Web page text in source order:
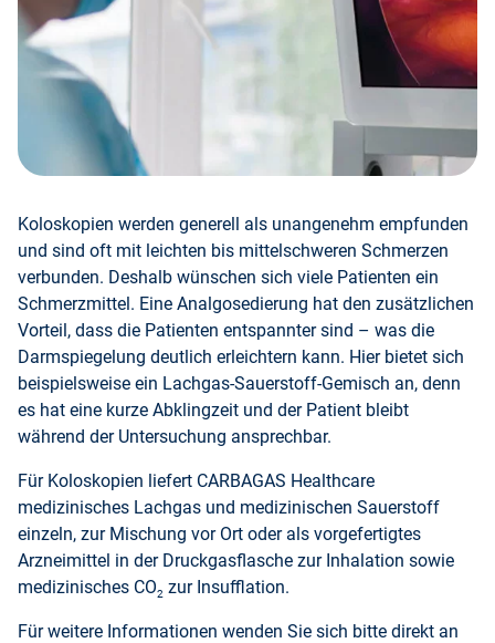
Koloskopien werden generell als unangenehm empfunden
und sind oft mit leichten bis mittelschweren Schmerzen
verbunden. Deshalb wünschen sich viele Patienten ein
Schmerzmittel. Eine Analgosedierung hat den zusätzlichen
Vorteil, dass die Patienten entspannter sind – was die
Darmspiegelung deutlich erleichtern kann. Hier bietet sich
beispielsweise ein Lachgas-Sauerstoff-Gemisch an, denn
es hat eine kurze Abklingzeit und der Patient bleibt
während der Untersuchung ansprechbar.
Für Koloskopien liefert CARBAGAS Healthcare
medizinisches Lachgas und medizinischen Sauerstoff
einzeln, zur Mischung vor Ort oder als vorgefertigtes
Arzneimittel in der Druckgasflasche zur Inhalation sowie
medizinisches CO2 zur Insufflation.
Für weitere Informationen wenden Sie sich bitte direkt an